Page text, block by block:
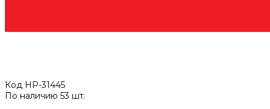
Код HP-31445
По наличию 53 шт.